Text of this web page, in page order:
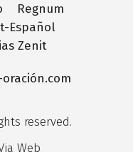
Regnum
Español
Zenit
oración.com
reserved.
Web